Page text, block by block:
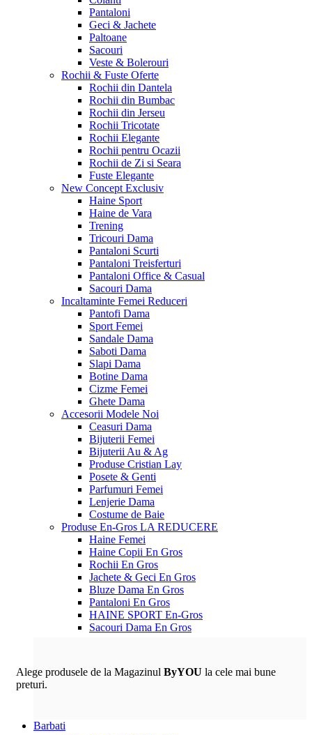
Pantaloni
Geci & Jachete
Paltoane
Sacouri
Veste & Bolerouri
Rochii & Fuste Oferte
Rochii din Dantela
Rochii din Bumbac
Rochii din Jerseu
Rochii Tricotate
Rochii Elegante
Rochii pentru Ocazii
Rochii de Zi si Seara
Fuste Elegante
New Concept Exclusiv
Haine Sport
Haine de Vara
Trening
Tricouri Dama
Pantaloni Scurti
Pantaloni Treisferturi
Pantaloni Office & Casual
Sacouri Dama
Incaltaminte Femei Reduceri
Pantofi Dama
Sport Femei
Sandale Dama
Saboti Dama
Slapi Dama
Botine Dama
Cizme Femei
Ghete Dama
Accesorii Modele Noi
Ceasuri Dama
Bijuterii Femei
Bijuterii Au & Ag
Produse Cristian Lay
Posete & Genti
Parfumuri Femei
Lenjerie Dama
Costume de Baie
Produse En-Gros LA REDUCERE
Haine Femei
Haine Copii En Gros
Rochii En Gros
Jachete & Geci En Gros
Bluze Dama En Gros
Pantaloni En Gros
HAINE SPORT En-Gros
Sacouri Dama En Gros
Alege produsele de la Magazinul ByYOU la cele mai bune
preturi.
Barbati